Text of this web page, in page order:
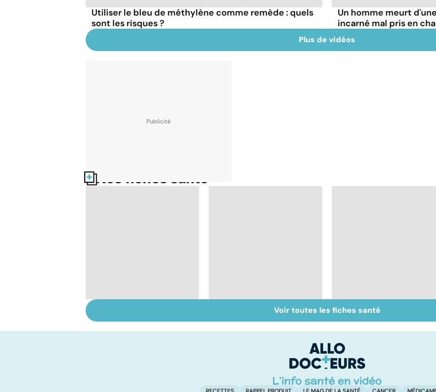
Utiliser le bleu de méthylène comme remède : quels
sont les risques ?
Un homme meurt
incarné mal pris en
Plus de vidéos
Nos fiches santé
une bactérie sous
Qu'est-ce que le
coma ?
Chirurgie
ambulatoire :
Voir toutes les fiches santé